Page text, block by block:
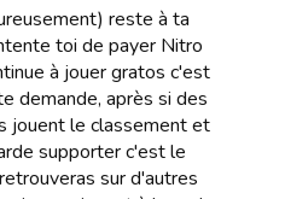
reste à ta
toi de payer Nitro
à jouer gratos c'est
demande, après si des
jouent le classement et
supporter c'est le
sur d'autres